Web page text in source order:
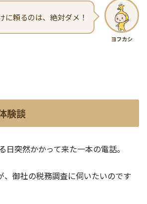
ヨフカシ
に頼るのは、絶対ダメ！
験談
日突然かかって来た一本の電話。
御社の税務調査に伺いたいのです